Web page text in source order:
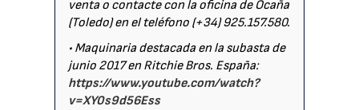
venta o contacte con la oficina de Ocaña
(Toledo) en el teléfono (+34) 925.157.580.
• Maquinaria destacada en la subasta de
junio 2017 en Ritchie Bros. España:
https://www.youtube.com/watch?
v=XY0s9d56Ess